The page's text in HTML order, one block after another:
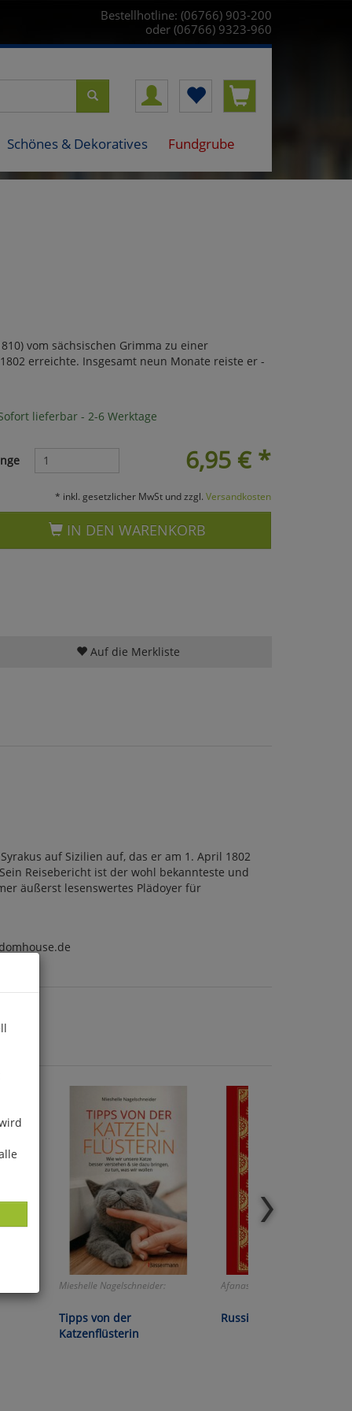
Bestellhotline: (06766) 903-200
oder (06766) 9323-960
Schönes & Dekoratives Fundgrube
vom sächsischen Grimma zu einer
erreichte. Insgesamt neun Monate reiste er -
lieferbar - 2-6 Werktage
6,95 €*
* inkl. gesetzlicher MwSt und zzgl. Versandkosten
IN DEN WARENKORB
Auf die Merkliste
auf Sizilien auf, das er am 1. April 1802
Reisebericht ist der wohl bekannteste und
äußerst lesenswertes Plädoyer für
Mieshelle Nagelschneider:
Tipps von der
Katzenflüsterin
Afanassjew/von Löwis of
Russische Märchen